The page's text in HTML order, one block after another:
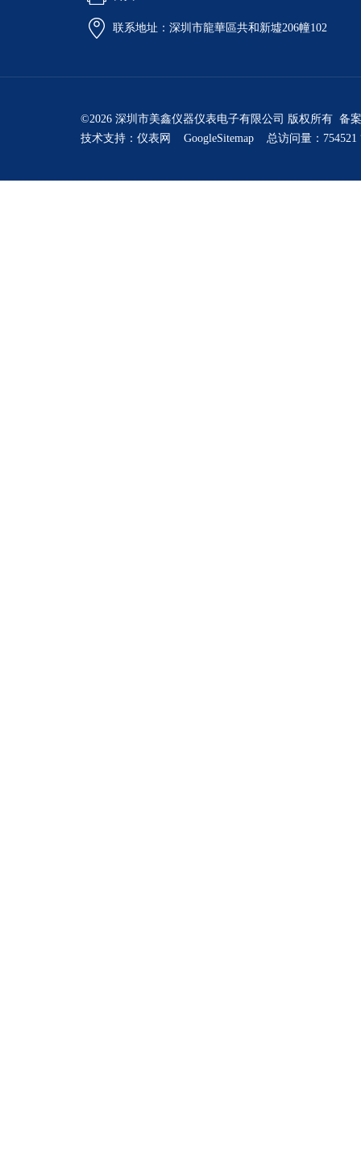
联系地址：深圳市龍華區共和新墟206幢102
©2026 深圳市美鑫仪器仪表电子有限公司 版权所有 备
技术支持： 仪表网 GoogleSitemap 总访问量：754521